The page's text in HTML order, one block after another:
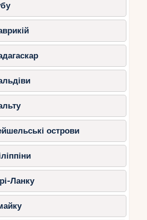
для бюджетної
громадський
$0,5 – 1
пішки, на
або автобусах.
собою підводну камеру–
та дайвінг на Сейшелах
акції та знижки
Kayak та
допоможуть знайти дешеві
острови
Ланку